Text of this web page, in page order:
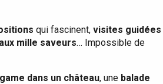
qui fascinent, visites guidées
mille saveurs… Impossible de
dans un château, une balade